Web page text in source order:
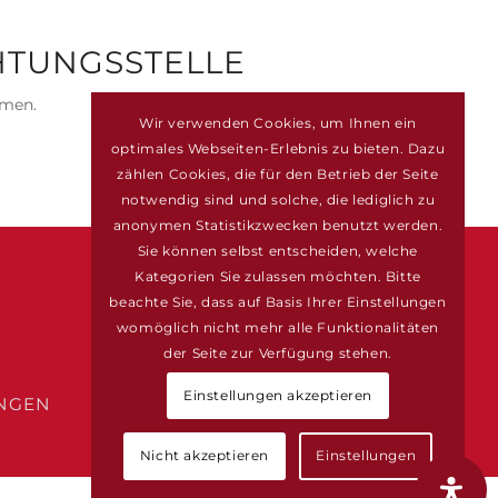
BÜROZEITEN
Montag bis Donnerstag
von 9 Uhr bis 13 Uhr
kloster_walsrode
Wir verwenden Cookies, um Ihnen ein
optimales Webseiten-Erlebnis zu bieten. Dazu
zählen Cookies, die für den Betrieb der Seite
notwendig sind und solche, die lediglich zu
anonymen Statistikzwecken benutzt werden.
Sie können selbst entscheiden, welche
Kategorien Sie zulassen möchten. Bitte
beachte Sie, dass auf Basis Ihrer Einstellungen
womöglich nicht mehr alle Funktionalitäten
der Seite zur Verfügung stehen.
Einstellungen akzeptieren
Nicht akzeptieren Einstellungen